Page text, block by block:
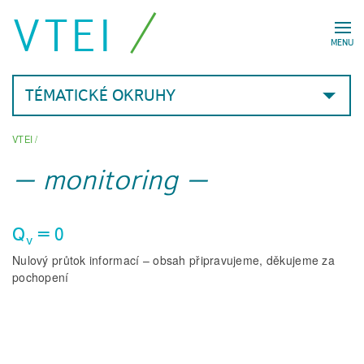
MENU
VTEI
TÉMATICKÉ OKRUHY
VTEI/
monitoring
Qv = 0
Nulový průtok informací – obsah připravujeme, děkujeme za
pochopení